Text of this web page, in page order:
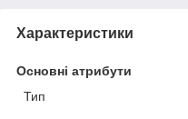
Характеристики
Основні атрибути
Тип